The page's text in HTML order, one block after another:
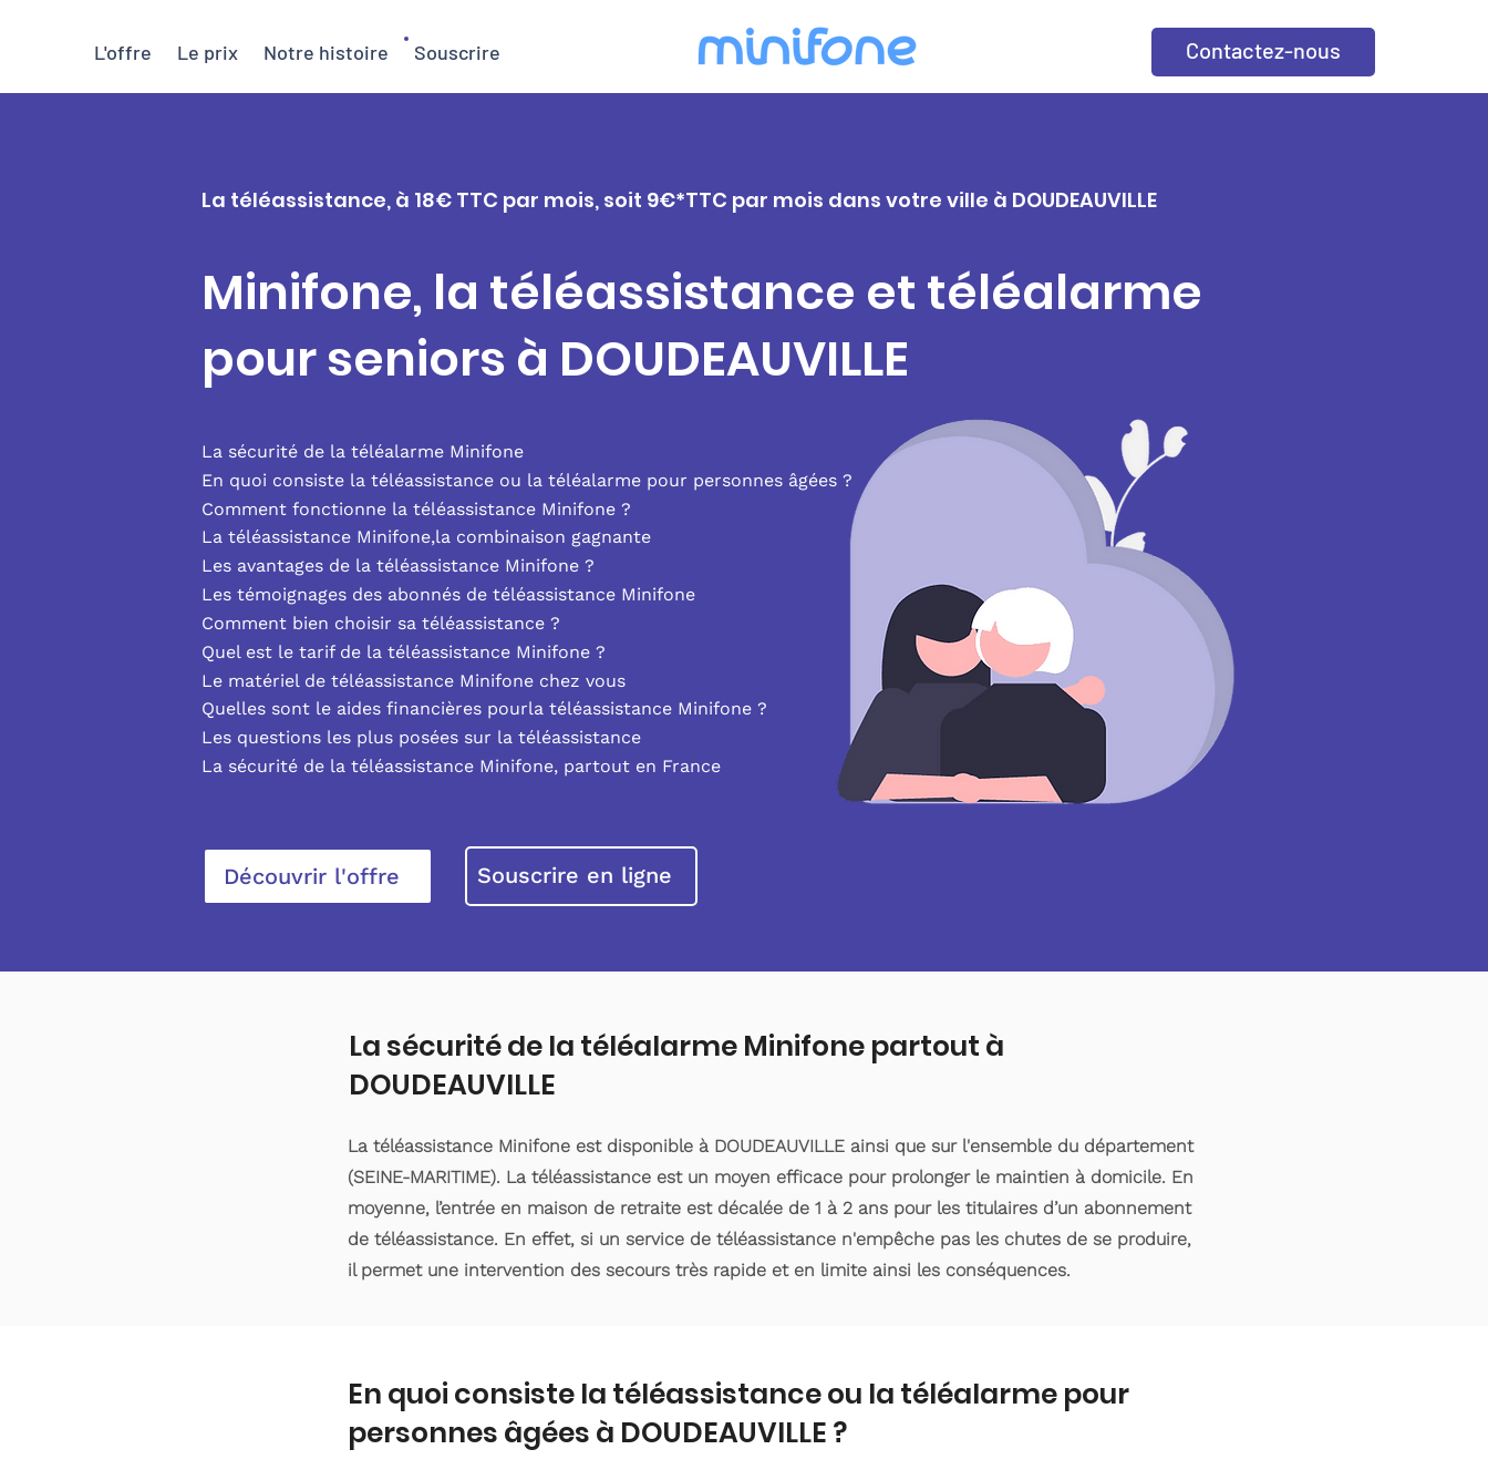
L'offre Le prix Notre histoire Souscrire Contactez-nous
La téléassistance, à 18€ TTC par mois, soit 9€*TTC par mois dans votre ville à DOUDEAUVILLE
Minifone, la téléassistance et téléalarme
pour seniors à DOUDEAUVILLE
La sécurité de la téléalarme Minifone
En quoi consiste la téléassistance ou la téléalarme pour personnes âgées ?
Comment fonctionne la téléassistance Minifone ?
La téléassistance Minifone,la combinaison gagnante
Les avantages de la téléassistance Minifone ?
Les témoignages des abonnés de téléassistance Minifone
Comment bien choisir sa téléassistance ?
Quel est le tarif de la téléassistance Minifone ?
Le matériel de téléassistance Minifone chez vous
Quelles sont le aides financières pourla téléassistance Minifone ?
Les questions les plus posées sur la téléassistance
La sécurité de la téléassistance Minifone, partout en France
Découvrir l'offre Souscrire en ligne
La sécurité de la téléalarme Minifone partout à
DOUDEAUVILLE
La téléassistance Minifone est disponible à DOUDEAUVILLE ainsi que sur l'ensemble du département
(SEINE-MARITIME). La téléassistance est un moyen efficace pour prolonger le maintien à domicile. En
moyenne, l’entrée en maison de retraite est décalée de 1 à 2 ans pour les titulaires d’un abonnement
de téléassistance. En effet, si un service de téléassistance n'empêche pas les chutes de se produire,
il permet une intervention des secours très rapide et en limite ainsi les conséquences.
En quoi consiste la téléassistance ou la téléalarme pour
personnes âgées à DOUDEAUVILLE ?